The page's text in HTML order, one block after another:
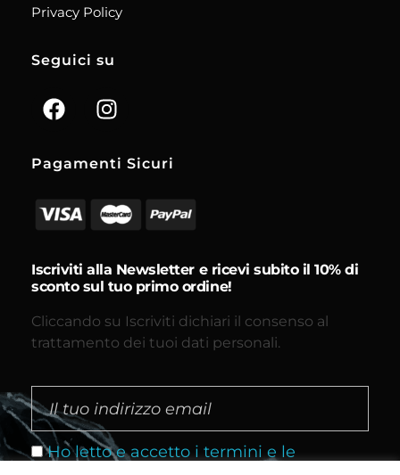
Privacy Policy
Seguici su
Pagamenti Sicuri
Iscriviti alla Newsletter e ricevi subito il 10% di
sconto sul tuo primo ordine!
Cliccando su Iscriviti dichiari il consenso al
trattamento dei tuoi dati personali.
Ho letto e accetto i termini e le